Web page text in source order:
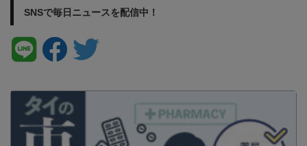
SNSで毎日ニュースを配信中！